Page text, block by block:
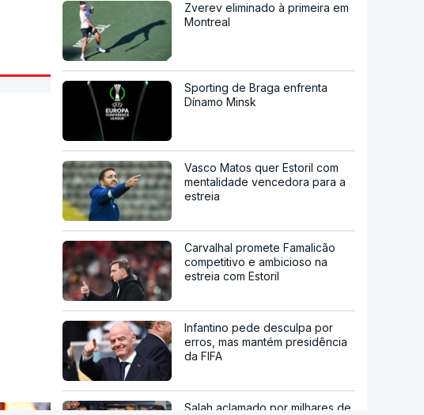
Zverev eliminado à primeira em
Montreal
Sporting de Braga enfrenta
Dínamo Minsk
Vasco Matos quer Estoril com
mentalidade vencedora para a
estreia
Carvalhal promete Famalicão
competitivo e ambicioso na
estreia com Estoril
Infantino pede desculpa por
erros, mas mantém presidência
da FIFA
Salah aclamado por milhares de